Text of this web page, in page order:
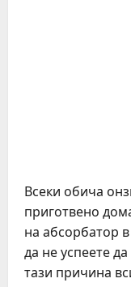
Всеки обича
приготвено
на абсорбатор
да не успеете
тази причина